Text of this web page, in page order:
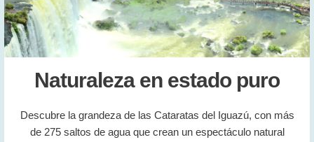
Naturaleza en estado puro
Descubre la grandeza de las Cataratas del Iguazú, con más
de 275 saltos de agua que crean un espectáculo natural